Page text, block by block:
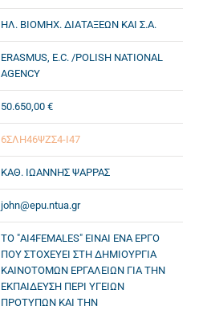
ΗΛ. ΒΙΟΜΗΧ. ΔΙΑΤΑΞΕΩΝ ΚΑΙ Σ.Α.
ERASMUS, E.C. /POLISH NATIONAL
AGENCY
50.650,00 €
6ΣΛΗ46ΨΖΣ4-Ι47
ΚΑΘ. ΙΩΑΝΝΗΣ ΨΑΡΡΑΣ
john@epu.ntua.gr
ΤΟ "AI4FEMALES" ΕΙΝΑΙ ΕΝΑ ΕΡΓΟ
ΠΟΥ ΣΤΟΧΕΥΕΙ ΣΤΗ ΔΗΜΙΟΥΡΓΙΑ
ΚΑΙΝΟΤΟΜΩΝ ΕΡΓΑΛΕΙΩΝ ΓΙΑ ΤΗΝ
ΕΚΠΑΙΔΕΥΣΗ ΠΕΡΙ ΥΓΕΙΩΝ
ΠΡΟΤΥΠΩΝ ΚΑΙ ΤΗΝ